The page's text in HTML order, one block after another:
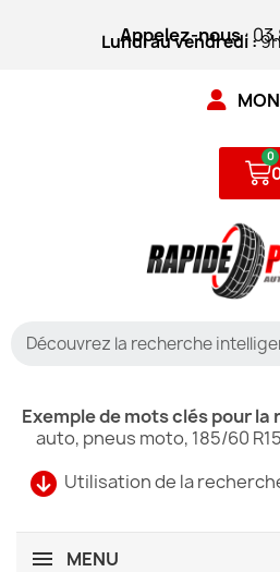
Appelez-nous:
Lundi au vendredi :
Utilisation de la
Exemple de mots clés pour
auto, pneus moto, 185/60
MENU